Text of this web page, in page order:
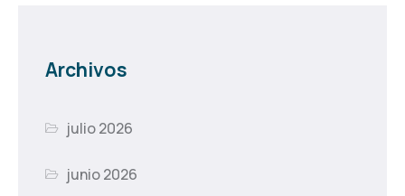
Archivos
julio 2026
junio 2026